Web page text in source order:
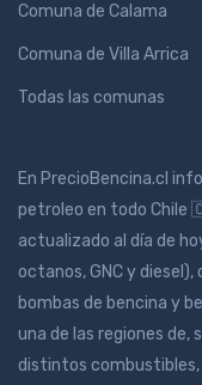
Comuna de Calama
Comuna de Villa Arrica
Todas las comunas
En PrecioBencina.cl
petroleo en todo Chile
actualizado al día de
octanos, GNC y
bombas de bencina y
una de las regiones de,
distintos